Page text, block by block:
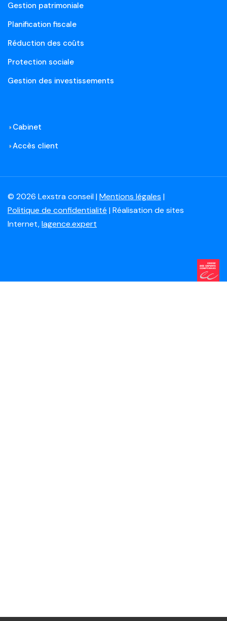
Gestion patrimoniale
Planification fiscale
Réduction des coûts
Protection sociale
Gestion des investissements
Cabinet
Accès client
© 2026 Lexstra conseil |Mentions légales |
Politique de confidentialité | Réalisation de sites
Internet,lagence.expert